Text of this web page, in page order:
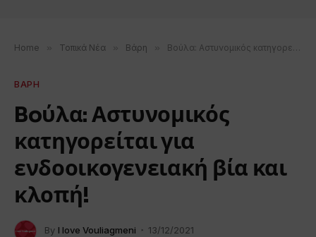
Home » Τοπικά Νέα » Βάρη » Boύλα: Αστυνομικός κατηγορείται για ενδοοικογενειακή βία και κλοπή!
ΒΑΡΗ
Boύλα: Αστυνομικός
κατηγορείται για
ενδοοικογενειακή βία και
κλοπή!
By I love Vouliagmeni
13/12/2021